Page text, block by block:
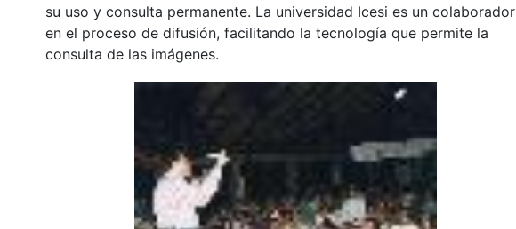
su uso y consulta permanente. La universidad Icesi es un colaborador
en el proceso de difusión, facilitando la tecnología que permite la
consulta de las imágenes.